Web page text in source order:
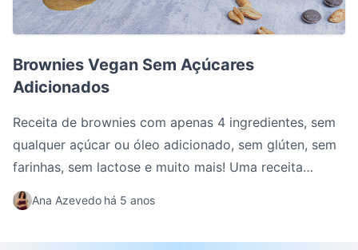
Brownies Vegan Sem Açúcares
Adicionados
Receita de brownies com apenas 4 ingredientes, sem
qualquer açúcar ou óleo adicionado, sem glúten, sem
farinhas, sem lactose e muito mais! Uma receita
simples, saudável e com um sabor incrível a cacau.
Uma ótima sobremesa que se desfaz na boca.
Ana Azevedo há 5 anos